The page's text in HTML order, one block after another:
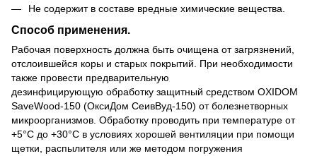
Не содержит в составе вредные химические вещества.
Способ применения.
Рабочая поверхность должна быть очищена от загрязнений,
отслоившейся коры и старых покрытий. При необходимости
также провести предварительную
дезинфицирующую обработку защитный средством OXIDOM
SaveWood-150 (ОксиДом СеивВуд-150) от болезнетворных
микроорганизмов. Обработку проводить при температуре от
+5°C до +30°C в условиях хорошей вентиляции при помощи
щетки, распылителя или же методом погружения